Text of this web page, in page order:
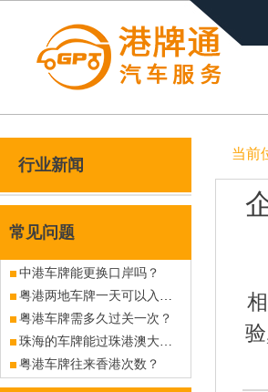
行业新闻
常见问题
中港车牌能更换口岸吗？
粤港两地车牌一天可以入港几次？
粤港车牌需多久过关一次？
珠海的车牌能过珠港澳大桥吗？
粤港车牌往来香港次数？
当前